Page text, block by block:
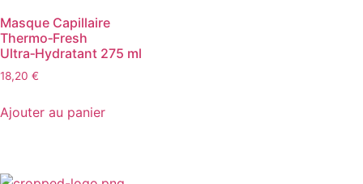
Masque Capillaire
Thermo‑Fresh
Ultra‑Hydratant 275 ml
18,20 €
Ajouter au panier